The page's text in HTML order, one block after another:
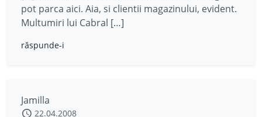
pot parca aici. Aia, si clientii magazinului, evident.
Multumiri lui Cabral […]
răspunde-i
Jamilla
22.04.2008